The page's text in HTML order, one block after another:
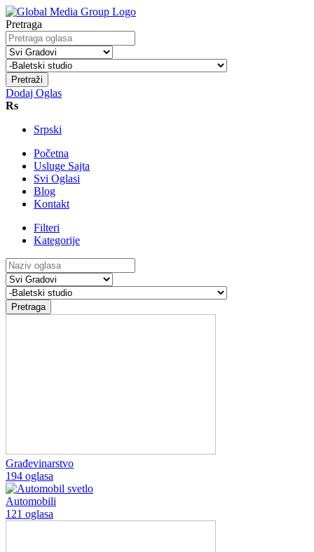
Pretraga
Pretraži
Dodaj Oglas
Rs
Srpski
Početna
Usluge Sajta
Svi Oglasi
Blog
Kontakt
Filteri
Kategorije
Pretraga
Građevinarstvo
194 oglasa
Automobili
121 oglasa